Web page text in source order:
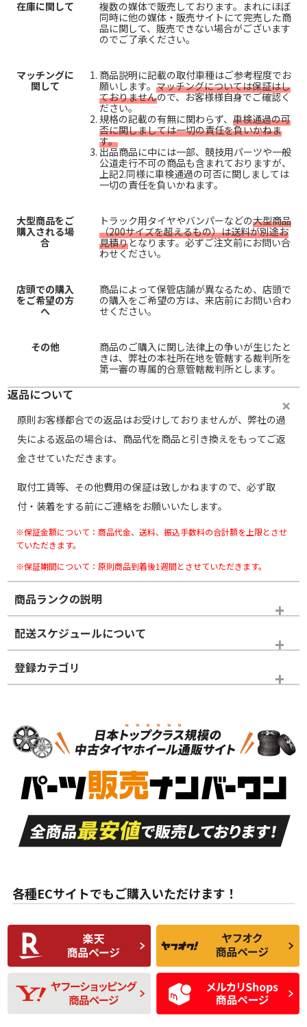
在庫に関して
複数の媒体で販売しております。まれにほぼ
同時に他の媒体・販売サイトにて完売した商
品に関して、販売できない場合がございます
のでご了承ください。
マッチングに
関して
商品説明に記載の取付車種はご参考程度でお
願いします。 マッチングについては保証はし
ておりませんので、お客様様自身でご確認く
ださい。
規格の記載の有無に関わらず、 車検通過の可
否に関しましては一切の責任を負いかねま
す。
出品商品に中には一部、競技用パーツや一般
公道走行不可の商品も含まれておりますが、
上記2.同様に車検通過の可否に関しましては
一切の責任を負いかねます。
大型商品をご
購入される場
合
トラック用タイヤやバンパーなどの大型商品
（200サイズを超えるもの）は送料が別途お
見積りとなります。必ずご注文前にお問い合
わせください。
店頭での購入
をご希望の方
へ
商品によって保管店舗が異なるため、店頭で
の購入をご希望の方は、来店前にお問い合わ
せください。
その他
商品のご購入に関し法律上の争いが生じたと
きは、弊社の本社所在地を管轄する裁判所を
第一審の専属的合意管轄裁判所とします。
返品について
原則お客様都合での返品はお受けしておりませんが、弊社の過
失による返品の場合は、商品代を商品と引き換えをもってご返
金させていただきます。
取付工賃等、その他費用の保証は致しかねますので、必ず取
付・装着をする前にご連絡をお願いいたします。
※保証金額について：商品代金、送料、振込手数料の合計額を上限とさせ
ていただきます。
※保証期間について：原則商品到着後1週間とさせていただきます。
商品ランクの説明
※商品ランクは出品者の主観により判断しておりますので、あら
かじめご了承ください。
ホイールランク
S
品）
S
新車外し品（新古
付き
A
走行距離も少なく、
目立つ傷もほとんど
ない中古品
A
走行距離も少なく、
非常に状態の良い中
古品
な中古品
んどない中古品
C
比較的きれいな中古
品
C
られるが、使用に問
題のない中古品
D
使用感や目立つ傷が
あり、一般的な中古
品
D
残り溝も少なく、偏
磨耗がみられ、短期
間使用できるくらい
の中古品
配送スケジュールについて
登録カテゴリ
ホイールのみ
各種ECサイトでもご購入いただけます！